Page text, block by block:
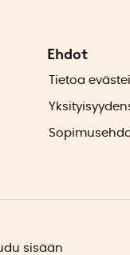
Ehdot
Tietoa
sisään